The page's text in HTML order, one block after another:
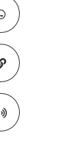
Copiar para